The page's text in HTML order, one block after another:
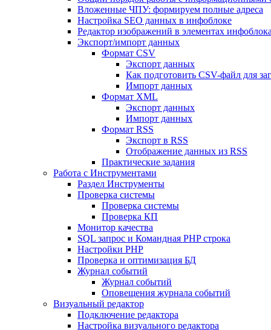
Вложенные ЧПУ: формируем полные адреса
Настройка SEO данных в инфоблоке
Редактор изображений в элементах инфоблока
Экспорт/импорт данных
Формат CSV
Экспорт данных
Как подготовить CSV-файл для
Импорт данных
Формат XML
Экспорт данных
Импорт данных
Формат RSS
Экспорт в RSS
Отображение данных из RSS
Практические задания
Работа с Инструментами
Раздел Инструменты
Проверка системы
Проверка системы
Проверка КП
Монитор качества
SQL запрос и Командная PHP строка
Настройки PHP
Проверка и оптимизация БД
Журнал событий
Журнал событий
Оповещения журнала событий
Визуальный редактор
Подключение редактора
Настройка визуального редактора